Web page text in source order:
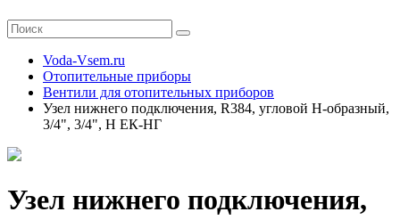
Voda-Vsem.ru
Отопительные приборы
Вентили для отопительных приборов
Узел нижнего подключения, R384, угловой H-образный,
3/4", 3/4", Н ЕК-НГ
Узел нижнего подключения,